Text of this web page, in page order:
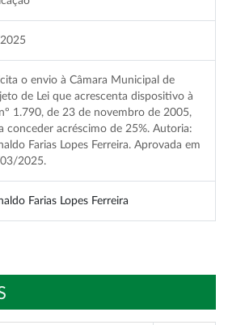
o envio à Câmara Municipal de
de Lei que acrescenta dispositivo à
1.790, de 23 de novembro de 2005,
conceder acréscimo de 25%. Autoria:
Farias Lopes Ferreira. Aprovada em
2025.
Farias Lopes Ferreira